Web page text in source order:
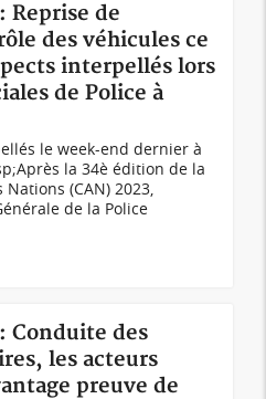
Reprise de
des véhicules ce
interpellés lors
de Police à
le week-end dernier à
la 34è édition de la
Nations (CAN) 2023,
de la Police
Conduite des
les acteurs
preuve de